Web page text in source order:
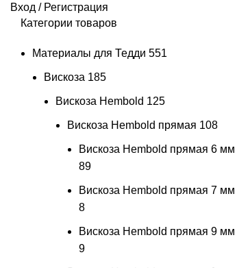
Вход / Регистрация
Категории товаров
Материалы для Тедди 551
Вискоза 185
Вискоза Hembold 125
Вискоза Hembold прямая 108
Вискоза Hembold прямая 6 мм
89
Вискоза Hembold прямая 7 мм
8
Вискоза Hembold прямая 9 мм
9